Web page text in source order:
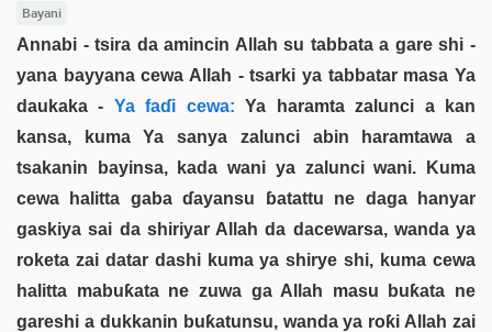
Bayani
Annabi - tsira da amincin Allah su tabbata a gare shi -
yana bayyana cewa Allah - tsarki ya tabbatar masa Ya
daukaka - Ya faɗi cewa: Ya haramta zalunci a kan
kansa, kuma Ya sanya zalunci abin haramtawa a
tsakanin bayinsa, kada wani ya zalunci wani. Kuma
cewa halitta gaba ɗayansu ɓatattu ne daga hanyar
gaskiya sai da shiriyar Allah da dacewarsa, wanda ya
roketa zai datar dashi kuma ya shirye shi, kuma cewa
halitta mabuƙata ne zuwa ga Allah masu buƙata ne
gareshi a dukkanin buƙatunsu, wanda ya roƙi Allah zai